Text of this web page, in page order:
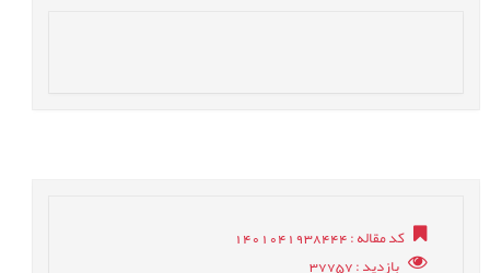
کد مقاله: 1401041938444
بازدید: 37757